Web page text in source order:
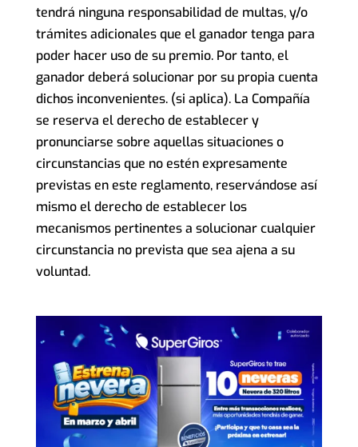
tendrá ninguna responsabilidad de multas, y/o
trámites adicionales que el ganador tenga para
poder hacer uso de su premio. Por tanto, el
ganador deberá solucionar por su propia cuenta
dichos inconvenientes. (si aplica). La Compañía
se reserva el derecho de establecer y
pronunciarse sobre aquellas situaciones o
circunstancias que no estén expresamente
previstas en este reglamento, reservándose así
mismo el derecho de establecer los
mecanismos pertinentes a solucionar cualquier
circunstancia no prevista que sea ajena a su
voluntad.